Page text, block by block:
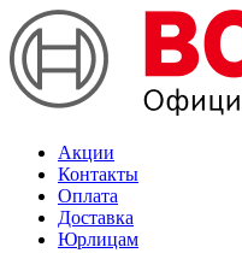
Акции
Контакты
Оплата
Доставка
Юрлицам